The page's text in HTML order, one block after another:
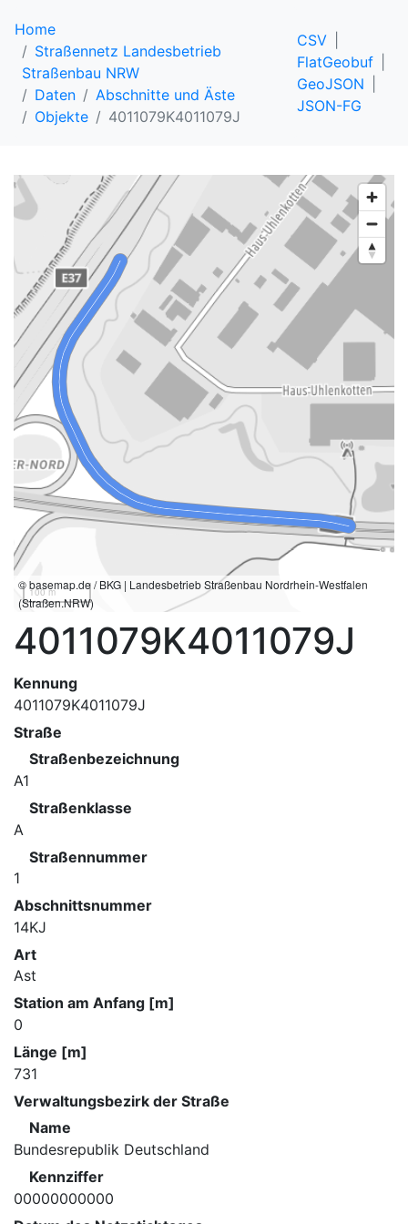
Home
Straßennetz Landesbetrieb
Straßenbau NRW
Daten
Abschnitte und Äste
Objekte
4011079K4011079J
CSV
FlatGeobuf
GeoJSON
JSON-FG
100 m
© basemap.de / BKG | Landesbetrieb Straßenbau Nordrhein-Westfalen
(Straßen.NRW)
4011079K4011079J
Kennung
4011079K4011079J
Straße
Straßenbezeichnung
A1
Straßenklasse
A
Straßennummer
1
Abschnittsnummer
14KJ
Art
Ast
Station am Anfang [m]
0
Länge [m]
731
Verwaltungsbezirk der Straße
Name
Bundesrepublik Deutschland
Kennziffer
00000000000